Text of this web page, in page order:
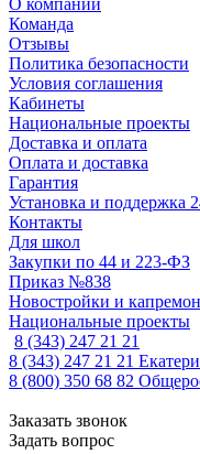
О компании
Команда
Отзывы
Политика безопасности
Условия соглашения
Кабинеты
Национальные проекты
Доставка и оплата
Оплата и доставка
Гарантия
Установка и поддержка
Контакты
Для школ
Закупки по 44 и 223-ФЗ
Приказ №838
Новостройки и
Национальные проекты
8 (343) 247 21 21
8 (343) 247 21 21
8 (800) 350 68 82
Заказать звонок
Задать вопрос